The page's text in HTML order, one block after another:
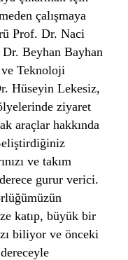
çalışmaya
Prof. Dr. Naci
Dr. Beyhan Bayhan
Teknoloji
Hüseyin Lekesiz,
ziyaret
araçlar hakkında
ve takım
gurur verici.
katıp, büyük bir
biliyor ve önceki